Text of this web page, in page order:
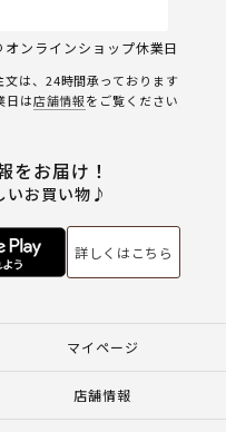
オンラインショップ休業日
は、24時間承っております
日は店舗情報をご覧ください
をお届け！
いお買い物♪
詳しくはこちら
マイページ
店舗情報